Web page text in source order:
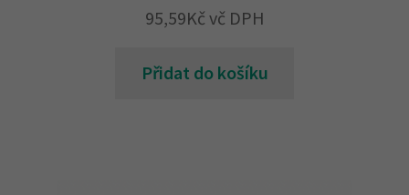
95,59Kč vč DPH
Přidat do košíku